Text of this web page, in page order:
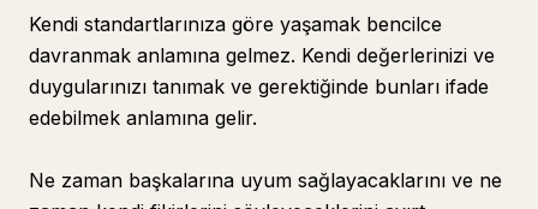
Kendi standartlarınıza göre yaşamak bencilce
davranmak anlamına gelmez. Kendi değerlerinizi ve
duygularınızı tanımak ve gerektiğinde bunları ifade
edebilmek anlamına gelir.
Ne zaman başkalarına uyum sağlayacaklarını ve ne